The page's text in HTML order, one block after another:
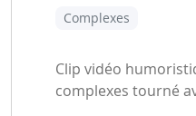
Complexes
Clip vidéo
complexes tourné